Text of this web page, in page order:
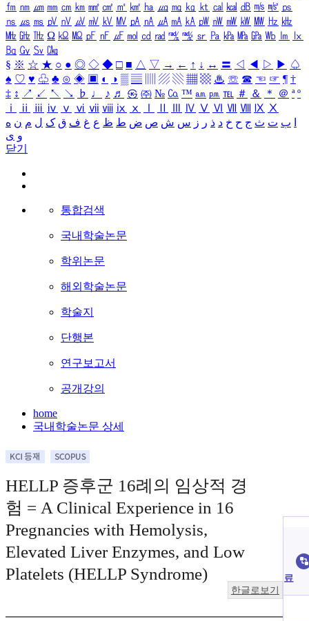
㎙ ㎚ ㎛ ㎜ ㎝ ㎞ ㎟ ㎠ ㎡ ㎢ ㏊ ㎍ ㎎ ㎏ ㏏ ㎈ ㎉ ㏈ ㎧ ㎨ ㎰
㎱ ㎲ ㎳ ㎴ ㎵ ㎶ ㎷ ㎸ ㎹ ㎀ ㎁ ㎂ ㎃ ㎄ ㎺ ㎻ ㎽ ㎾ ㎿ ㎐ ㎑
㎒ ㎓ ㎔ Ω ㏀ ㏁ ㎊ ㎋ ㎌ ㏖ ㏅ ㎭ ㎮ ㎯ ㏛ ㎩ ㎪ ㎫ ㎬ ㏝ ㏐
㏓
㏃ ㏉ ㏜ ㏆
§ ※ ☆ ★ ○ ● ◎ ◇ ◆ □ ■ △ ▽ → ← ↑ ↓ ↔ 〓 ◁ ◀ ▷ ▶ ♤
♠ ♡ ♥ ♧ ♣ ⊙ ◈ ▣ ◐ ◑ ▒ ▤ ▨ ▧ ▦ ▩ ♨ ☏ ☎ ☜ ☞ ¶ †
‡ ↕ ↗ ↙ ↖ ↘ ♭ ♩ ♪ ♬ ㉿ ㈜ № ㏇ ™ ㏂ ㏘ ℡ ＃ ＆ ＊ ＠ ª º
ⅰ
ⅱ ⅲ ⅳ ⅴ ⅵ ⅶ ⅷ ⅸ ⅹ Ⅳ Ⅴ Ⅵ Ⅶ Ⅷ Ⅸ Ⅹ
ب ت ث ج ح خ د ذ ر ز س ش ص ض ط ظ ع غ ف ق ک ل م ن ه
و ی
닫기
통합검색
국내학술논문
학위논문
해외학술논문
학술지
단행본
연구보고서
공개강의
home
국내학술논문 상세
HELLP 증후군 16례의 임상적 경
험 = A Clinical Experience in 16
Pregnancies with Hemolysis,
Elevated Liver Enzymes, and Low
Platelets (HELLP Syndrome)
한글로보기
료